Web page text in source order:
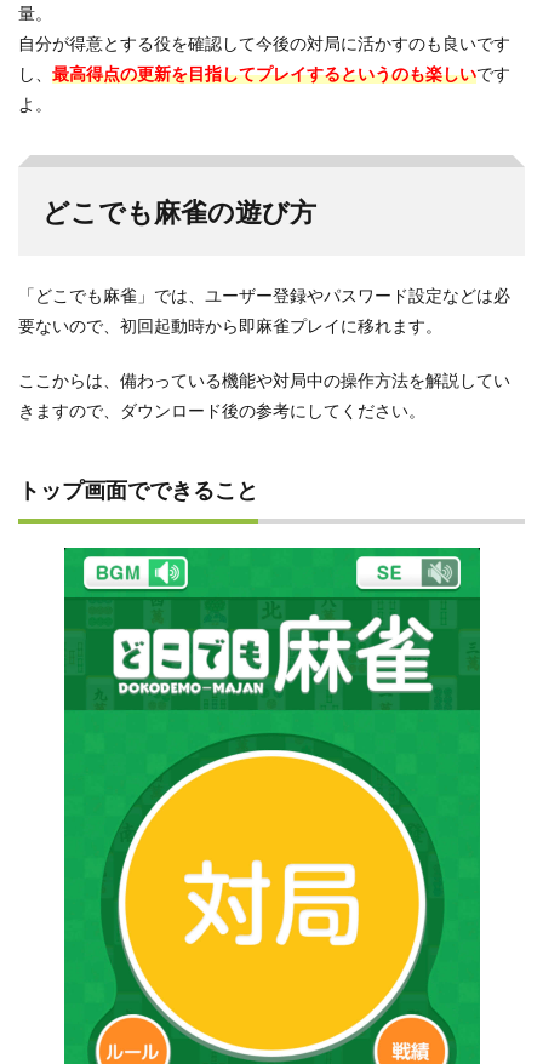
量。
自分が得意とする役を確認して今後の対局に活かすのも良いです
し、 最高得点の更新を目指してプレイするというのも楽しいです
よ。
どこでも麻雀の遊び方
「どこでも麻雀」では、ユーザー登録やパスワード設定などは必
要ないので、初回起動時から即麻雀プレイに移れます。
ここからは、備わっている機能や対局中の操作方法を解説してい
きますので、ダウンロード後の参考にしてください。
トップ画面でできること